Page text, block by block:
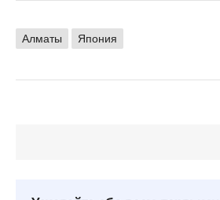
Алматы Япония